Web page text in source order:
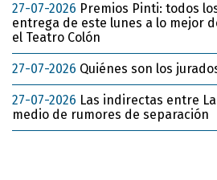
27-07-2026 Premios Pinti: todos
entrega de este lunes a lo mejor
el Teatro Colón
27-07-2026 Quiénes son los
27-07-2026 Las indirectas entre
medio de rumores de separación